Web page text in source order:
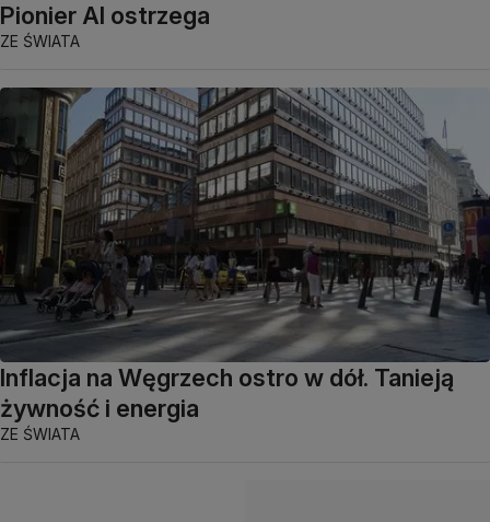
Pionier AI ostrzega
ZE ŚWIATA
Inflacja na Węgrzech ostro w dół. Tanieją
żywność i energia
ZE ŚWIATA